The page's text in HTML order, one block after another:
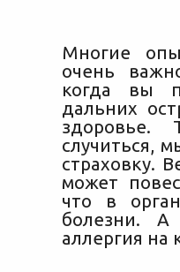
Многие
очень
когда вы
дальних
здоровье.
случиться,
страховку.
может
что в
болезни.
аллергия на